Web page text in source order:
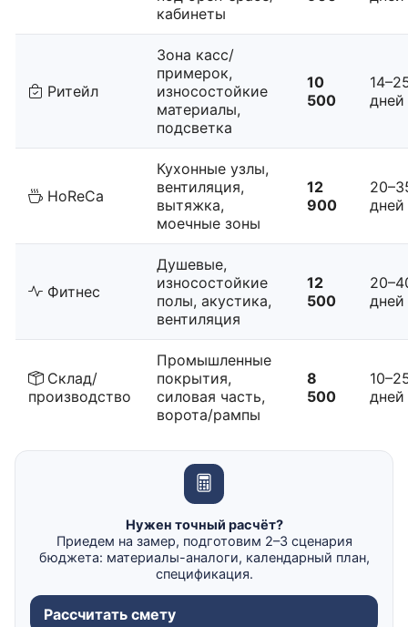
кабинеты
Ритейл
Зона касс/
примерок,
износостойкие
материалы,
подсветка
10
500
дней
HoReCa
Кухонные узлы,
вентиляция,
вытяжка,
моечные зоны
12
900
дней
Фитнес
Душевые,
износостойкие
полы, акустика,
вентиляция
12
500
дней
Склад/
производство
Промышленные
покрытия,
силовая часть,
ворота/рампы
8
500
дней
Нужен точный расчёт?
Приедем на замер, подготовим 2–3 сценария
бюджета: материалы-аналоги, календарный план,
спецификация.
Рассчитать смету